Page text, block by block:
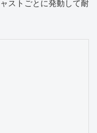
ストごとに発動して耐